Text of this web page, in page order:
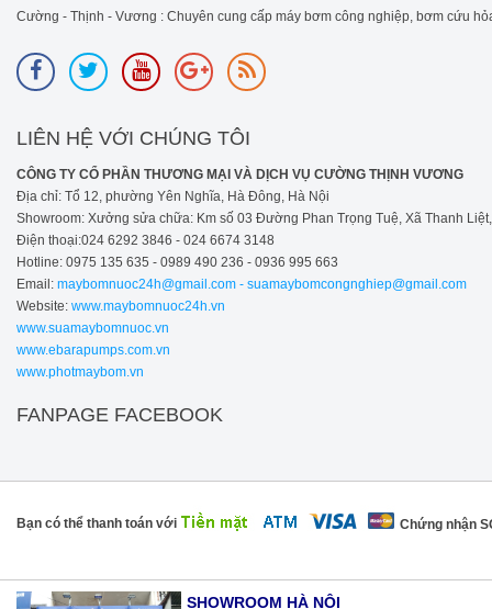
Cường - Thịnh - Vương : Chuyên cung cấp máy bơm công nghiệp, bơm cứu
LIÊN HỆ VỚI CHÚNG TÔI
CÔNG TY CỔ PHẦN THƯƠNG MẠI VÀ DỊCH VỤ CƯỜNG THỊNH VƯƠNG
Địa chỉ: Tổ 12, phường Yên Nghĩa, Hà Đông, Hà Nội
Showroom: Xưởng sửa chữa: Km số 03 Đường Phan Trọng Tuệ, Xã Thanh
Điện thoại:024 6292 3846 - 024 6674 3148
Hotline: 0975 135 635 - 0989 490 236 - 0936 995 663
Email: maybomnuoc24h@gmail.com - suamaybomcongnghiep@gmail.com
Website: www.maybomnuoc24h.vn
www.suamaybomnuoc.vn
www.ebarapumps.com.vn
www.photmaybom.vn
FANPAGE FACEBOOK
Bạn có thể thanh toán với Chứng nhận
SHOWROOM HÀ NỘI